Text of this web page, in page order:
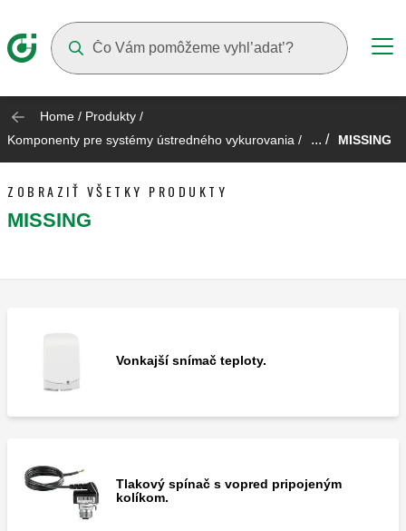
Home / Produkty /
Komponenty pre systémy ústredného vykurovania / ... / MISSING
ZOBRAZIŤ VŠETKY PRODUKTY
MISSING
Vonkajší snímač teploty.
Tlakový spínač s vopred pripojeným
kolíkom.